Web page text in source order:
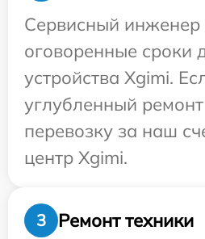
Сервисный инженер
оговоренные сроки
устройства Xgimi.
углубленный
перевозку за наш
центр Xgimi.
3
Ремонт техники